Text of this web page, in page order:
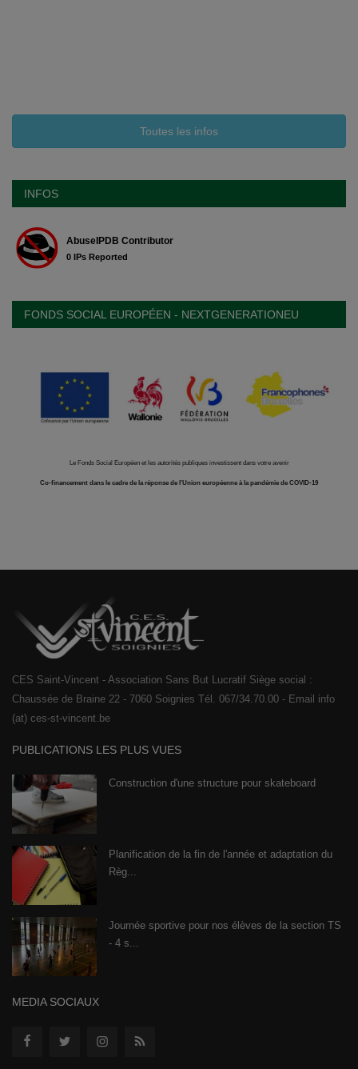
Toutes les infos
INFOS
FONDS SOCIAL EUROPÉEN - NEXTGENERATIONEU
Le Fonds Social Européen et les autorités publiques investissent dans votre avenir
Co-financement dans le cadre de la réponse de l'Union européenne à la pandémie de COVID-19
CES Saint-Vincent - Association Sans But Lucratif Siège social :
Chaussée de Braine 22 - 7060 Soignies Tél. 067/34.70.00 - Email info
(at) ces-st-vincent.be
PUBLICATIONS LES PLUS VUES
Construction d'une structure pour skateboard
Planification de la fin de l'année et adaptation du
Règ...
Journée sportive pour nos élèves de la section TS
- 4 s...
MEDIA SOCIAUX